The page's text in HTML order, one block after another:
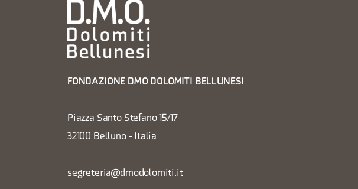
FONDAZIONE DMO DOLOMITI BELLUNESI
Piazza Santo Stefano 15/17
32100 Belluno - Italia
segreteria@dmodolomiti.it